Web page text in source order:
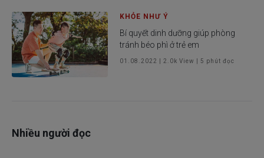
KHỎE NHƯ Ý
Bí quyết dinh dưỡng giúp phòng
tránh béo phì ở trẻ em
01.08.2022 2.0k View |5 phút đọc
Nhiều người đọc